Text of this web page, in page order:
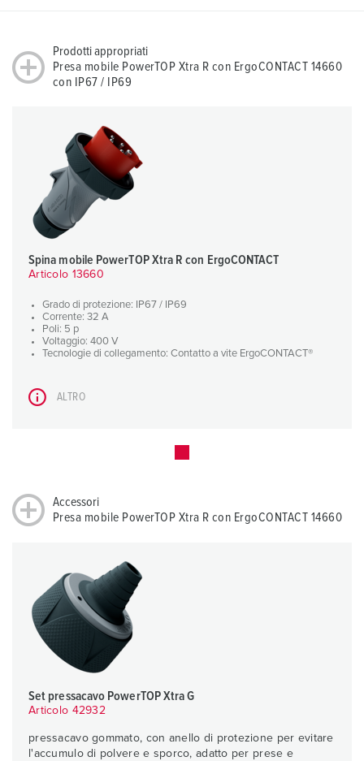
Prodotti appropriati
Presa mobile PowerTOP Xtra R con ErgoCONTACT 14660
con IP67 / IP69
Spina mobile PowerTOP Xtra R con ErgoCONTACT
Articolo 13660
Grado di protezione: IP67 / IP69
Corrente: 32 A
Poli: 5 p
Voltaggio: 400 V
Tecnologie di collegamento: Contatto a vite ErgoCONTACT®
ALTRO
Accessori
Presa mobile PowerTOP Xtra R con ErgoCONTACT 14660
Set pressacavo PowerTOP Xtra G
Articolo 42932
pressacavo gommato, con anello di protezione per evitare
l'accumulo di polvere e sporco, adatto per prese e